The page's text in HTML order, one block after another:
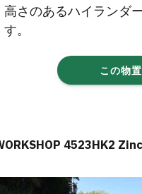
高さのあるハイランダ
す。
この物
4523HK2